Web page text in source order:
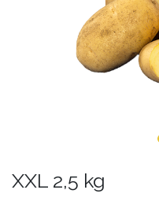
XXL 2,5 kg